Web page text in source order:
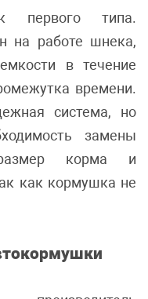
первого типа.
на работе шнека,
в течение
времени.
система, но
замены
корма и
как кормушка не